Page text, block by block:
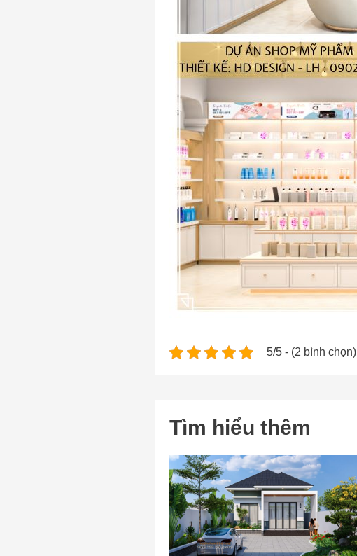
5/5 - (2 bình chọn)
Tìm hiểu thêm